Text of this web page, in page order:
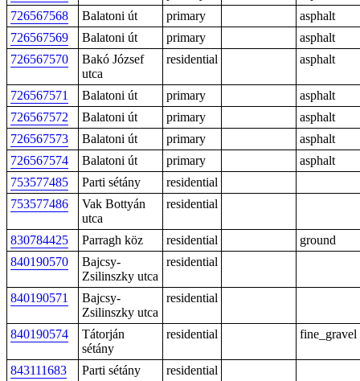
726567568
Balatoni út primary
asphalt
726567569
Balatoni út primary
asphalt
726567570
Bakó József
utca
residential asphalt
726567571 Balatoni út primary
asphalt
726567572
Balatoni út primary
asphalt
726567573
Balatoni út primary
asphalt
726567574
Balatoni út primary
asphalt
753577485
Parti sétány
residential
753577486
Vak Bottyán
utca
residential
830784425 Parragh köz residential
ground
840190570
Bajcsy-
Zsilinszky utca
residential
840190571
Bajcsy-
Zsilinszky utca
residential
840190574
Tátorján
sétány
residential fine_gravel
843111683 Parti sétány
residential